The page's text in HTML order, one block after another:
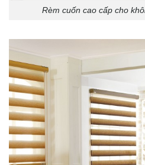
Rèm cuốn cao cấp cho